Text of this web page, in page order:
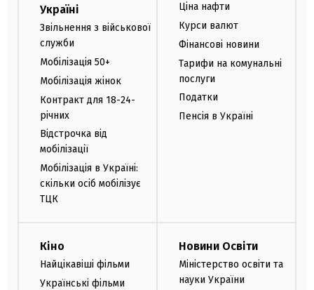
Україні
Звільнення з військової
служби
Мобілізація 50+
Мобілізація жінок
Контракт для 18-24-
річних
Відстрочка від
мобілізації
Мобілізація в Україні:
скільки осіб мобілізує
ТЦК
Ціна нафти
Курси валют
Фінансові новини
Тарифи на комунальні
послуги
Податки
Пенсія в Україні
Кіно
Найцікавіші фільми
Українські фільми
Новини Освіти
Міністерство освіти та
науки України